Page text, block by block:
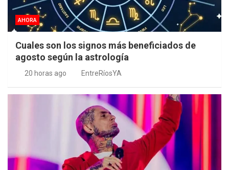
AHORA
Cuales son los signos más beneficiados de
agosto según la astrología
20 horas ago EntreRíosYA